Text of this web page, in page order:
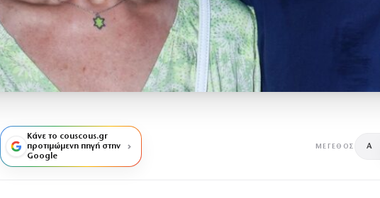
Κάνε το couscous.gr
προτιμώμενη πηγή στην
Google
ΜΈΓΕΘΟΣ A